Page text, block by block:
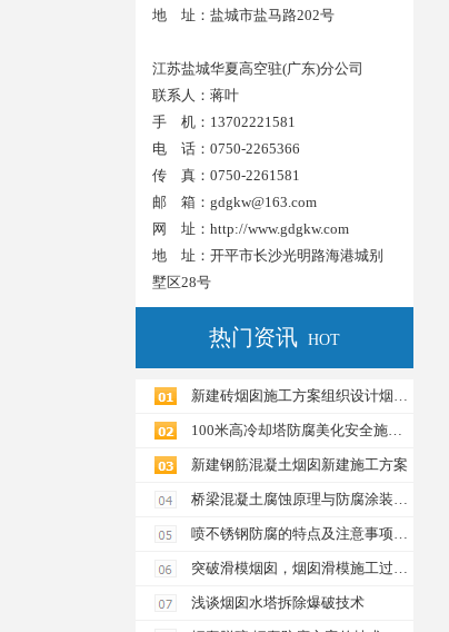
地 址：盐城市盐马路202号
江苏盐城华夏高空驻(广东)分公司
联系人：蒋叶
手 机：13702221581
电 话：0750-2265366
传 真：0750-2261581
邮 箱：gdgkw@163.com
网 址： http://www.gdgkw.com
地 址：开平市长沙光明路海港城别
墅区28号
热门资讯 HOT
新建砖烟囱施工方案组织设计烟囱建筑施工
100米高冷却塔防腐美化安全施工方案具体工程概况
新建钢筋混凝土烟囱新建施工方案
桥梁混凝土腐蚀原理与防腐涂装方案
喷不锈钢防腐的特点及注意事项钢结构防腐工程
突破滑模烟囱，烟囱滑模施工过程中的技术难题
浅谈烟囱水塔拆除爆破技术